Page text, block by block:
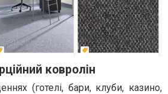
ковролін
(готелі, бари, клуби, казино,